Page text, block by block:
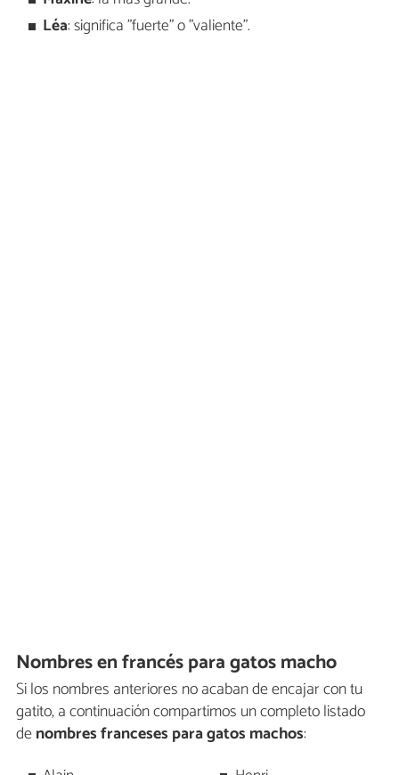
Léa: significa "fuerte" o "valiente".
Nombres en francés para gatos macho
Si los nombres anteriores no acaban de encajar con tu
gatito, a continuación compartimos un completo listado
denombres franceses para gatos machos: